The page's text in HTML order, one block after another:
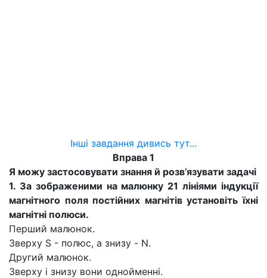
Інші завдання дивись тут...
Вправа 1
Я можу застосовувати знання й розв’язувати задачі
1. За зображеними на малюнку 21 лініями індукції
магнітного поля постійних магнітів установіть їхні
магнітні полюси.
Перший малюнок.
Зверху S - полюс, а знизу - N.
Другий малюнок.
Зверху і знизу вони однойменні.